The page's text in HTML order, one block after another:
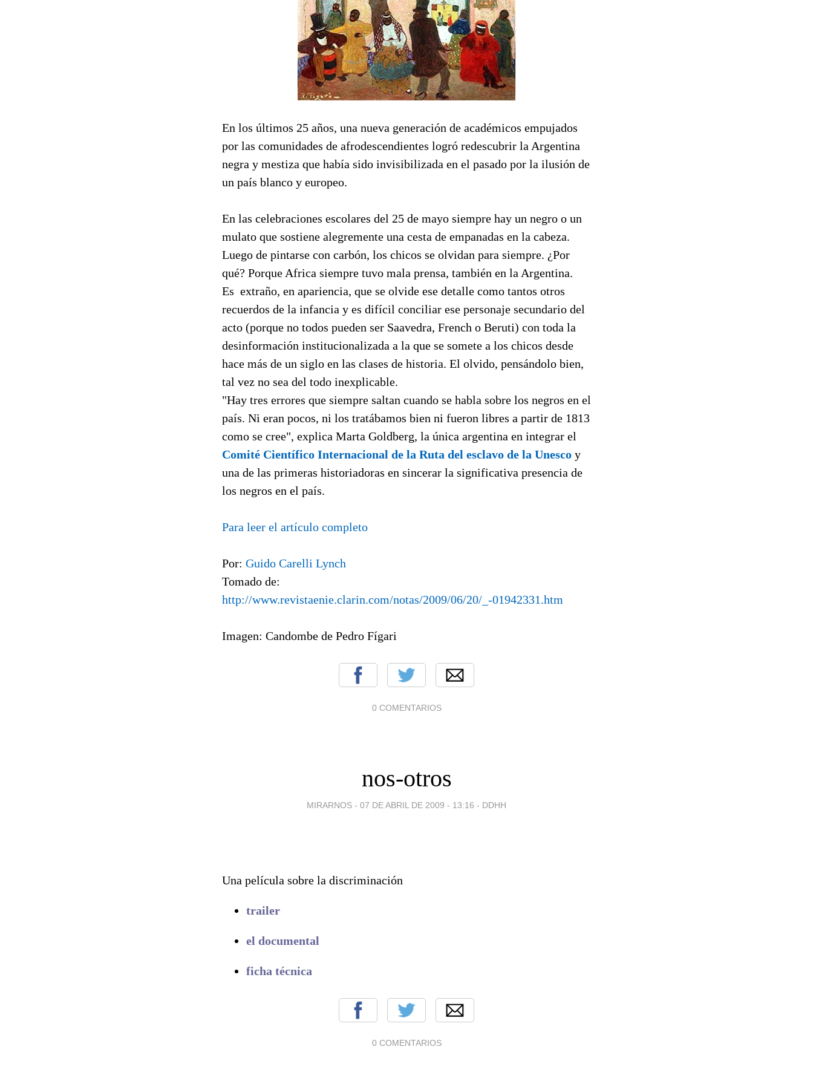
En los últimos 25 años, una nueva generación de académicos empujados
por las comunidades de afrodescendientes logró redescubrir la Argentina
negra y mestiza que había sido invisibilizada en el pasado por la ilusión de
un país blanco y europeo.
En las celebraciones escolares del 25 de mayo siempre hay un negro o un
mulato que sostiene alegremente una cesta de empanadas en la cabeza.
Luego de pintarse con carbón, los chicos se olvidan para siempre. ¿Por
qué? Porque Africa siempre tuvo mala prensa, también en la Argentina.
Es extraño, en apariencia, que se olvide ese detalle como tantos otros
recuerdos de la infancia y es difícil conciliar ese personaje secundario del
acto (porque no to­dos pueden ser Saavedra, French o Beruti) con toda la
desinformación institucionalizada a la que se so­mete a los chicos desde
hace más de un siglo en las clases de histo­ria. El olvido, pensándolo bien,
tal vez no sea del todo inexplicable.
"Hay tres errores que siempre saltan cuando se habla sobre los negros en el
país. Ni eran pocos, ni los tratábamos bien ni fueron libres a partir de 1813
como se cree", explica Marta Goldberg, la única argentina en integrar el
Co­mité Científico Internacional de la Ruta del esclavo de la Unesco y
una de las primeras historiadoras en sincerar la significativa presen­cia de
los negros en el país.
Para leer el artículo completo
Por: Guido Carelli Lynch
Tomado de:
http://www.revistaenie.clarin.com/notas/2009/06/20/_-01942331.htm
Imagen: Candombe de Pedro Fígari
0 COMENTARIOS
nos-otros
MIRARNOS - 07 DE ABRIL DE 2009 - 13:16 - DDHH
Una película sobre la discriminación
trailer
el documental
ficha técnica
0 COMENTARIOS